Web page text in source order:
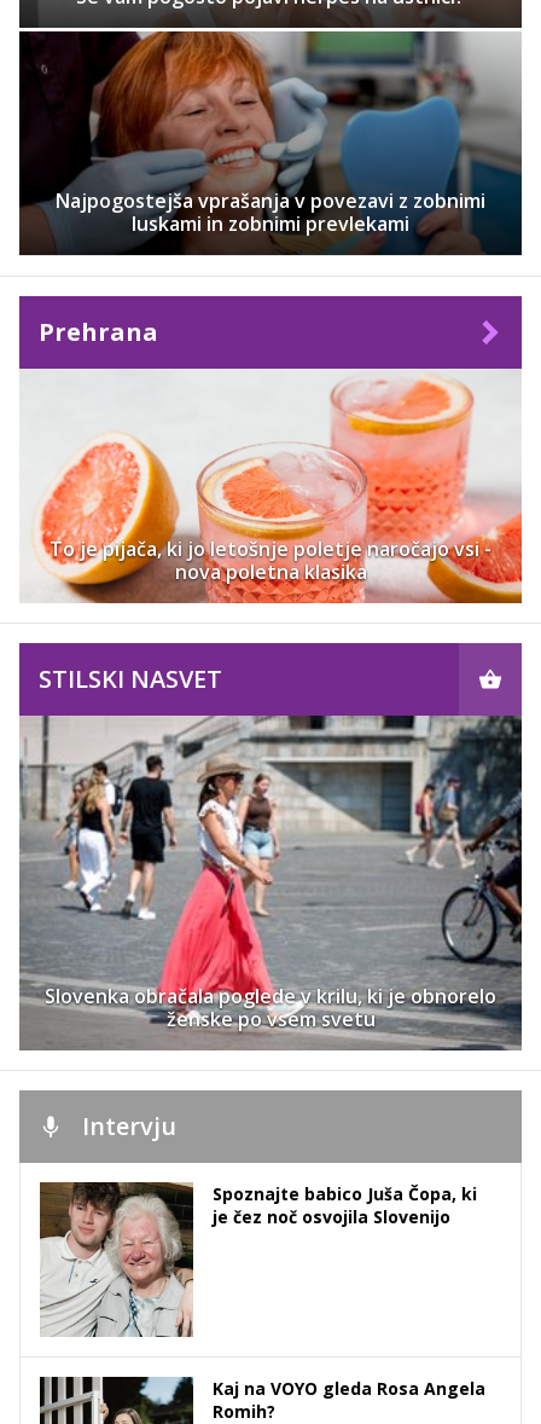
Najpogostejša vprašanja v povezavi z zobnimi
luskami in zobnimi prevlekami
Prehrana
To je pijača, ki jo letošnje poletje naročajo vsi -
nova poletna klasika
STILSKI NASVET
Slovenka obračala poglede v krilu, ki je obnorelo
ženske po vsem svetu
Intervju
Spoznajte babico Juša Čopa, ki
je čez noč osvojila Slovenijo
Kaj na VOYO gleda Rosa Angela
Romih?